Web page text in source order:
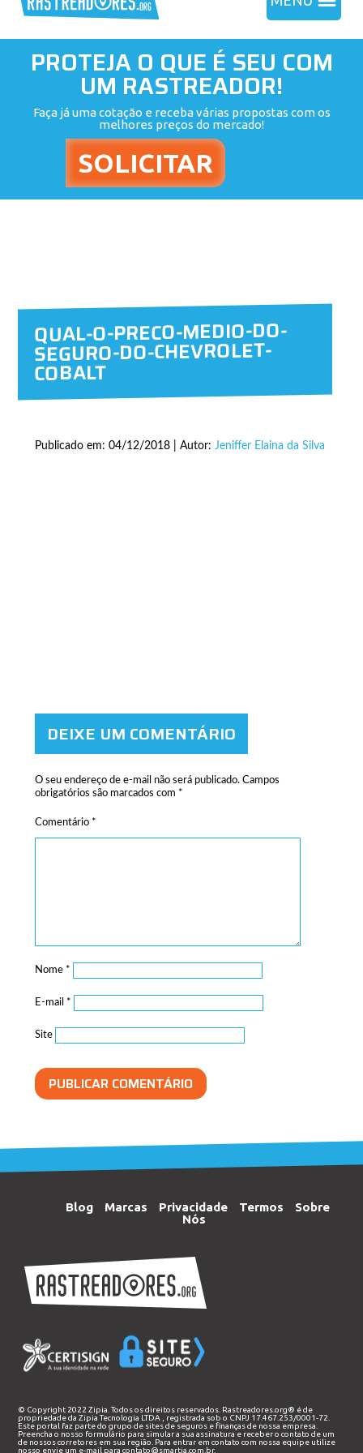
PROTEJA O QUE É SEU COM
UM RASTREADOR!
Faça já uma cotação e receba várias propostas com os
melhores preços do mercado!
QUAL-O-PRECO-MEDIO-DO-
SEGURO-DO-CHEVROLET-
COBALT
Publicado em: 04/12/2018 | Autor: Jeniffer Elaina da Silva
DEIXE UM COMENTÁRIO
O seu endereço de e-mail não será publicado. Campos
obrigatórios são marcados com *
Comentário *
Nome *
E-mail *
Site
Blog Marcas Privacidade Termos
Sobre
Nós
© Copyright 2022 Zipia. Todos os direitos reservados. Rastreadores.org® é de
propriedade daZipia Tecnologia LTDA
, registrada sob o CNPJ 17.467.253/0001-72.
Este portal faz parte do grupo de sites de seguros e finanças de nossa empresa.
Preencha o nosso formulário para simular a sua assinatura e receber o contato de um
de nossos corretores em sua região. Para entrar em contato com nossa equipe utilize
nosso envie um e-mail paracontato@smartia.com.br.